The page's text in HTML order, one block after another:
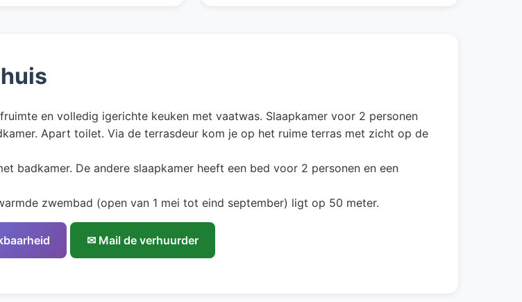
en volledig igerichte keuken met vaatwas. Slaapkamer voor 2 personen
Apart toilet. Via de terrasdeur kom je op het ruime terras met zicht op de
badkamer. De andere slaapkamer heeft een bed voor 2 personen en een
zwembad (open van 1 mei tot eind september) ligt op 50 meter.
✉ Mail de verhuurder